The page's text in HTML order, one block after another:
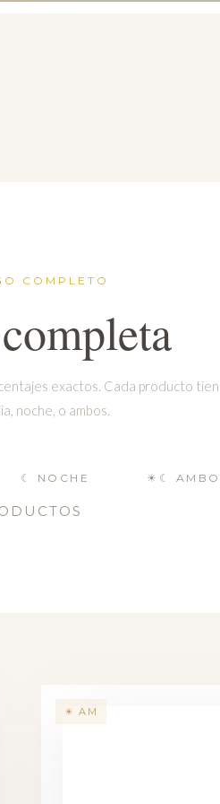
COMPLETO
exactos. Cada producto
noche, o ambos.
☾ NOCHE ☀☾
☀ AM